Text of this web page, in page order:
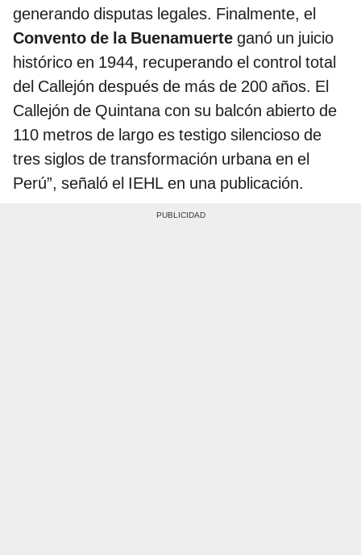
generando disputas legales. Finalmente, el
Convento de la Buenamuerte ganó un juicio
histórico en 1944, recuperando el control total
del Callejón después de más de 200 años. El
Callejón de Quintana con su balcón abierto de
110 metros de largo es testigo silencioso de
tres siglos de transformación urbana en el
Perú”, señaló el IEHL en una publicación.